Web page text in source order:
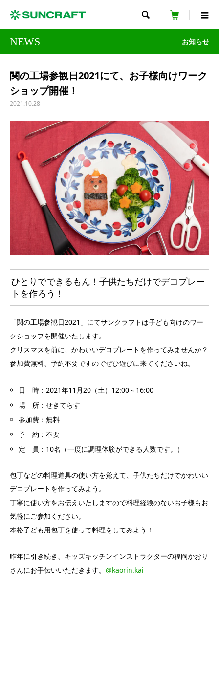

NEWS お知らせ
関の工場参観日2021にて、お子様向けワーク
ショップ開催！
2021.10.28
ひとりでできるもん！子供たちだけでデコプレー
トを作ろう！
「関の工場参観日2021」にてサンクラフトは子ども向けのワー
クショップを開催いたします。
クリスマスを前に、かわいいデコプレートを作ってみませんか？
参加費無料、予約不要ですのでぜひ遊びに来てくださいね。
日 時：2021年11月20（土）12:00～16:00
場 所：せきてらす
参加費：無料
予 約：不要
定 員：10名（一度に調理体験ができる人数です。）
包丁などの料理道具の使い方を覚えて、子供たちだけでかわいい
デコプレートを作ってみよう。
丁寧に使い方をお伝えいたしますので料理経験のないお子様もお
気軽にご参加ください。
本格子ども用包丁を使って料理をしてみよう！
昨年に引き続き、キッズキッチンインストラクターの福岡かおり
さんにお手伝いいただきます。 @kaorin.kai